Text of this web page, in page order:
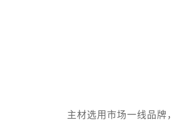
主材选用市场一线品牌